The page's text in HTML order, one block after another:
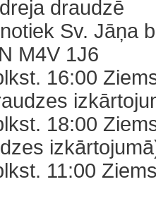
draudzē
Sv. Jāņa
M4V 1J6
16:00
18:00
11:00